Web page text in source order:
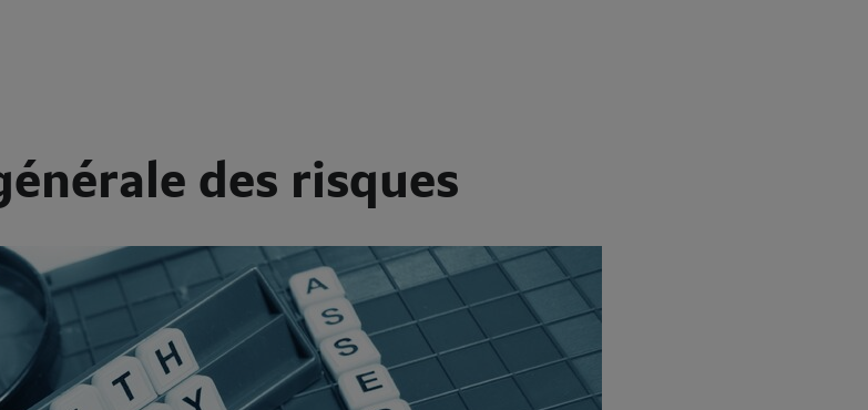
des risques